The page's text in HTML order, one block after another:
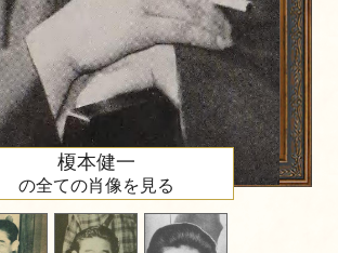
榎本健一
の全ての肖像を見る